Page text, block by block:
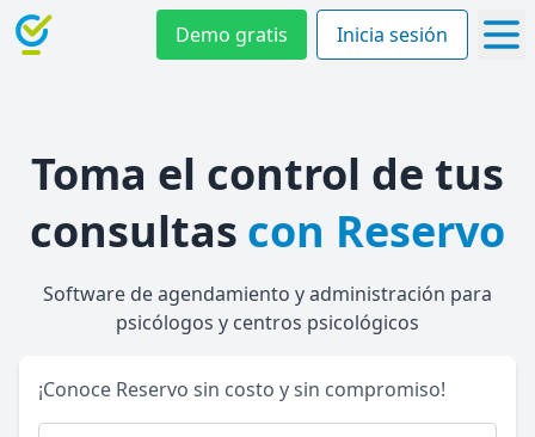
Demo gratis Inicia sesión
Toma el control de tus
consultas con Reservo
Software de agendamiento y administración para
psicólogos y centros psicológicos
¡Conoce Reservo sin costo y sin compromiso!